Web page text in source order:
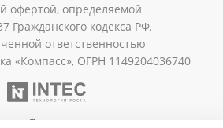
офертой, определяемой
Гражданского кодекса РФ.
ответственностью
«Компасс», ОГРН 1149204036740